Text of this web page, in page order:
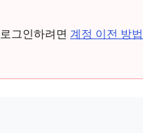
그인하려면 계정 이전 방법